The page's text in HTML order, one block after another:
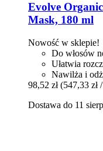
Evolve
Mask, 180 ml
Nowość w sklepie!
Do włosów
Ułatwia
Nawilża i
98,52 zł (547,33 zł
Dostawa do 11